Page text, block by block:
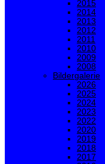
2015
2014
2013
2012
2011
2010
2009
2008
Bildergalerie
2026
2025
2024
2023
2022
2020
2019
2018
2017